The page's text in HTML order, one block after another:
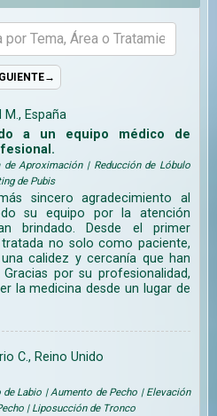
M., España
a un equipo médico de
Aproximación | Reducción de Lóbulo
de Pubis
sincero agradecimiento al
su equipo por la atención
brindado. Desde el primer
no solo como paciente,
calidez y cercanía que han
por su profesionalidad,
la medicina desde un lugar de
C., Reino Unido
Labio | Aumento de Pecho | Elevación
| Liposucción de Tronco